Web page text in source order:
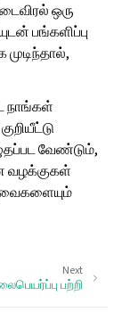
ஒரு
பங்களிப்பு
நாங்கள்
வேண்டும்,
வழக்குகள்
Next
பற்றி